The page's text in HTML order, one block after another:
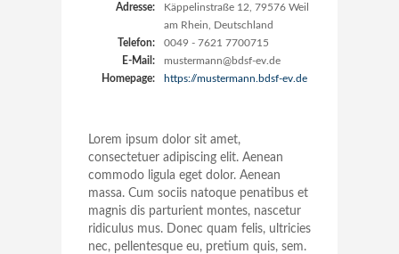
Adresse:
Käppelinstraße 12, 79576 Weil
am Rhein, Deutschland
Telefon:
0049 - 7621 7700715
E-Mail:
mustermann@bdsf-ev.de
Homepage:
https://mustermann.bdsf-ev.de
Lorem ipsum dolor sit amet,
consectetuer adipiscing elit. Aenean
commodo ligula eget dolor. Aenean
massa. Cum sociis natoque penatibus et
magnis dis parturient montes, nascetur
ridiculus mus. Donec quam felis, ultricies
nec, pellentesque eu, pretium quis, sem.